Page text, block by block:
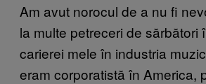
Am avut norocul de a nu fi
la multe petreceri de sărbători
carierei mele în industria
eram corporatistă în America,